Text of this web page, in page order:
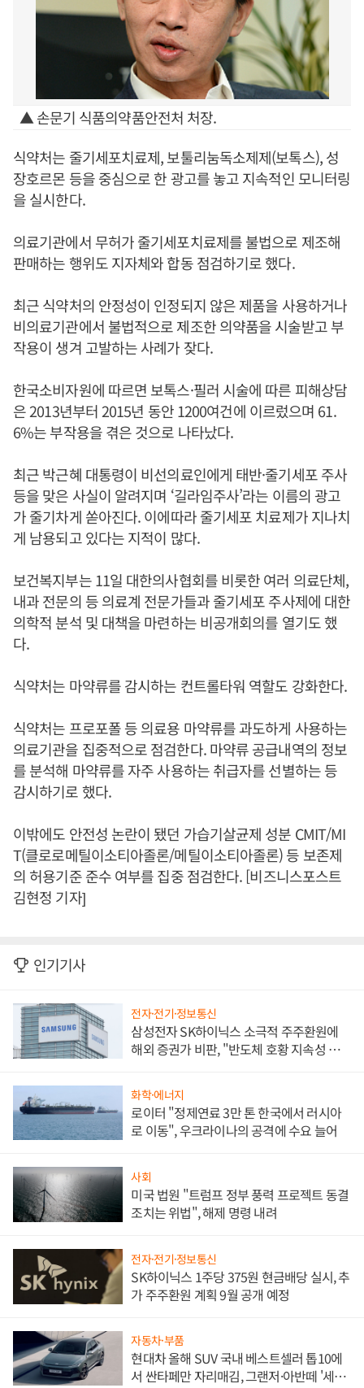
▲ 손문기 식품의약품안전처 처장.
식약처는 줄기세포치료제, 보툴리눔독소제제(보톡스), 성
장호르몬 등을 중심으로 한 광고를 놓고 지속적인 모니터링
을 실시한다.
의료기관에서 무허가 줄기세포치료제를 불법으로 제조해
판매하는 행위도 지자체와 합동 점검하기로 했다.
최근 식약처의 안정성이 인정되지 않은 제품을 사용하거나
비의료기관에서 불법적으로 제조한 의약품을 시술받고 부
작용이 생겨 고발하는 사례가 잦다.
한국소비자원에 따르면 보톡스·필러 시술에 따른 피해상담
은 2013년부터 2015년 동안 1200여건에 이르렀으며 61.
6%는 부작용을 겪은 것으로 나타났다.
최근 박근혜 대통령이 비선의료인에게 태반·줄기세포 주사
등을 맞은 사실이 알려지며 ‘길라임주사’라는 이름의 광고
가 줄기차게 쏟아진다. 이에따라 줄기세포 치료제가 지나치
게 남용되고 있다는 지적이 많다.
보건복지부는 11일 대한의사협회를 비롯한 여러 의료단체,
내과 전문의 등 의료계 전문가들과 줄기세포 주사제에 대한
의학적 분석 및 대책을 마련하는 비공개회의를 열기도 했
다.
식약처는 마약류를 감시하는 컨트롤타워 역할도 강화한다.
식약처는 프로포폴 등 의료용 마약류를 과도하게 사용하는
의료기관을 집중적으로 점검한다. 마약류 공급내역의 정보
를 분석해 마약류를 자주 사용하는 취급자를 선별하는 등
감시하기로 했다.
이밖에도 안전성 논란이 됐던 가습기살균제 성분 CMIT/MI
T(클로로메틸이소티아졸론/메틸이소티아졸론) 등 보존제
의 허용기준 준수 여부를 집중 점검한다. [비즈니스포스트
김현정 기자]
인기기사
전자·전기·정보통신
삼성전자 SK하이닉스 소극적 주주환원에
해외 증권가 비판, "반도체 호황 지속성 의
화학·에너지
로이터 "정제연료 3만 톤 한국에서 러시아
로 이동", 우크라이나의 공격에 수요 늘어
사회
미국 법원 "트럼프 정부 풍력 프로젝트 동결
조치는 위법", 해제 명령 내려
전자·전기·정보통신
SK하이닉스 1주당 375원 현금배당 실시, 추
가 주주환원 계획 9월 공개 예정
자동차·부품
현대차 올해 SUV 국내 베스트셀러 톱10에
서 싼타페만 자리매김, 그랜저·아반떼 '세단